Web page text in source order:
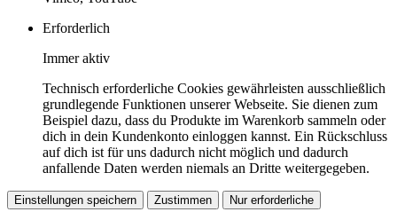
Erforderlich
Immer aktiv
Technisch erforderliche Cookies gewährleisten ausschließlich
grundlegende Funktionen unserer Webseite. Sie dienen zum
Beispiel dazu, dass du Produkte im Warenkorb sammeln oder
dich in dein Kundenkonto einloggen kannst. Ein Rückschluss
auf dich ist für uns dadurch nicht möglich und dadurch
anfallende Daten werden niemals an Dritte weitergegeben.
Einstellungen speichern Zustimmen Nur erforderliche